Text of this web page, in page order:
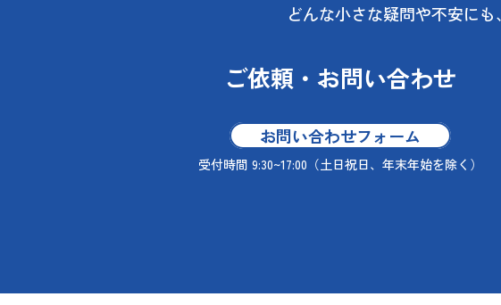
どんな小さな疑問や不安にも、
ご依頼・お問い合わせ
お問い合わせフォーム
受付時間 9:30~17:00 （土日祝日、年末年始を除く）